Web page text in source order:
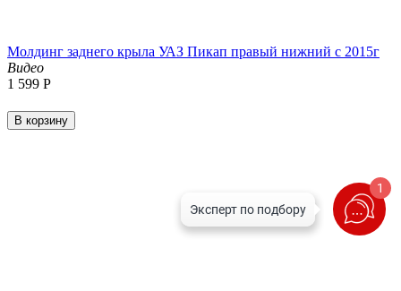
Молдинг заднего крыла УАЗ Пикап правый нижний с 2015г
Видео
1 599 Р
В корзину
1